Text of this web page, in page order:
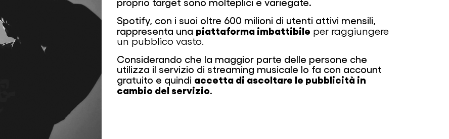
Spotify, con i suoi oltre 600 milioni di utenti attivi mensili,
rappresenta una piattaforma imbattibile per raggiungere
un pubblico vasto.
Considerando che la maggior parte delle persone che
utilizza il servizio di streaming musicale lo fa con account
gratuito e quindi accetta di ascoltare le pubblicità in
cambio del servizio.